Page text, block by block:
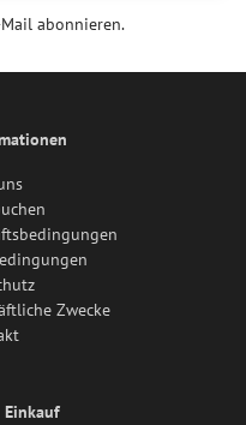
abonnieren.
Zwecke
Einkauf